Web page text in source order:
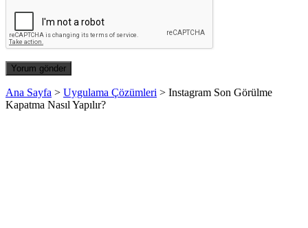
Ana Sayfa > Uygulama Çözümleri > Instagram Son Görülme
Kapatma Nasıl Yapılır?